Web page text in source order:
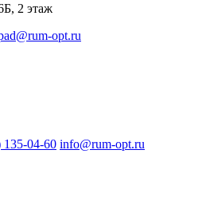
2 этаж
opt.ru
135-04-60 info@rum-opt.ru